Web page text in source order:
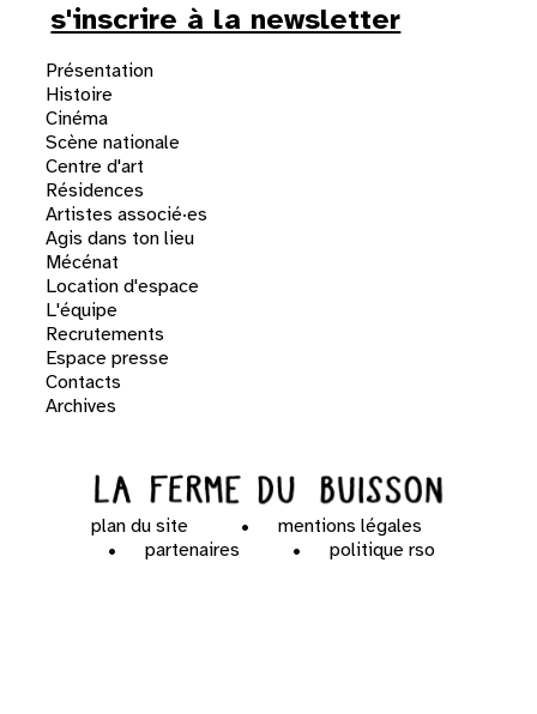
s'inscrire à la newsletter
Présentation
Histoire
Cinéma
Scène nationale
Centre d'art
Résidences
Artistes associé·es
Agis dans ton lieu
Mécénat
Location d'espace
L'équipe
Recrutements
Espace presse
Contacts
Archives
plan du site
mentions légales
partenaires
politique rso